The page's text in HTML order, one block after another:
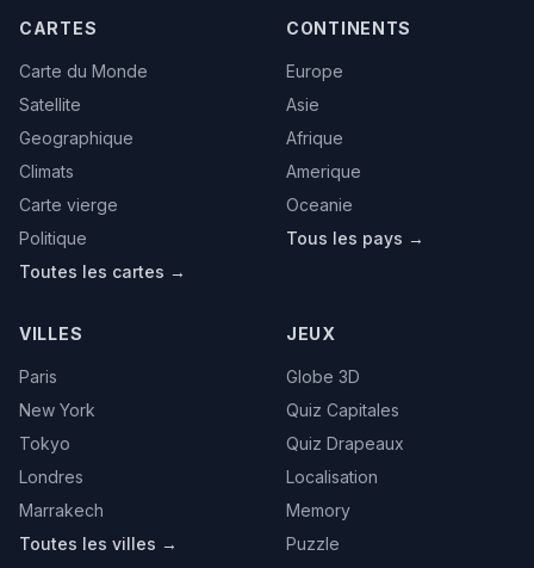
CARTES
Carte du Monde
Satellite
Geographique
Climats
Carte vierge
Politique
Toutes les cartes →
CONTINENTS
Europe
Asie
Afrique
Amerique
Oceanie
Tous les pays →
VILLES
Paris
New York
Tokyo
Londres
Marrakech
Toutes les villes →
JEUX
Globe 3D
Quiz Capitales
Quiz Drapeaux
Localisation
Memory
Puzzle